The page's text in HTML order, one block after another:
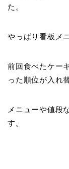
た。
やっぱり看板メ
前回食べたケー
った順位が入れ
メニューや値段
す。